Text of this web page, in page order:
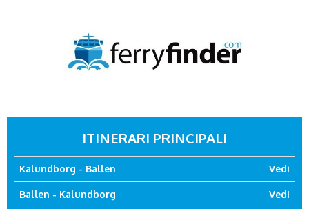
ITINERARI PRINCIPALI
Kalundborg - Ballen Vedi
Ballen - Kalundborg Vedi